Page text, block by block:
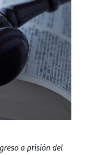
a prisión del